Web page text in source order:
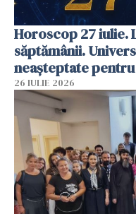
Horoscop 27 iulie.
săptămânii.
neașteptate
26 IULIE 2026